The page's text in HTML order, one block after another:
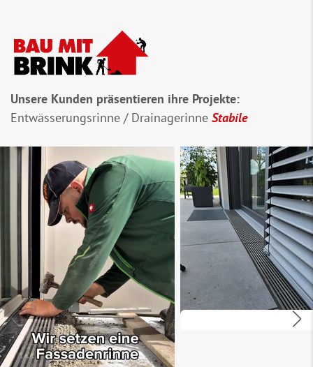
Unsere Kunden präsentieren ihre Projekte:
Entwässerungsrinne / Drainagerinne Stabile